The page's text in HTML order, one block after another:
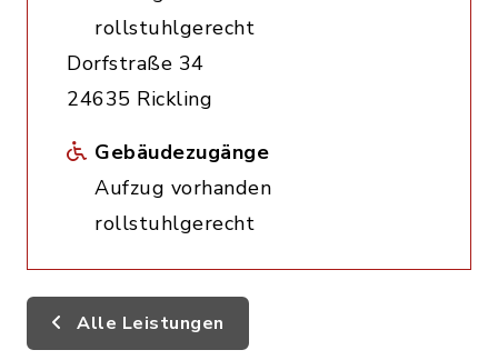
rollstuhlgerecht
Dorfstraße 34
24635 Rickling
Gebäudezugänge
Aufzug vorhanden
rollstuhlgerecht
Alle Leistungen